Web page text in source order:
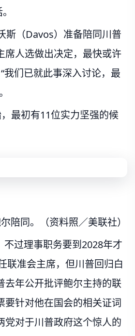
斯（Davos）准备陪同川普
席人选做出决定，最快或许
们已就此事深入讨论，最
最初有11位实力坚强的候
陪同。（资料照／美联社）
过理事职务要到2028年才
联准会主席，但川普回归白
去年公开批评鲍尔主持的联
要针对他在国会的相关证词
党对于川普政府这个惊人的